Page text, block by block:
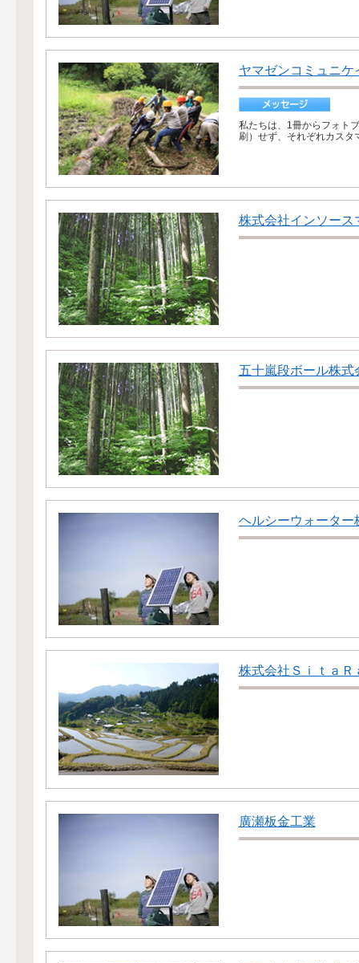
ヤマゼンコミュニ
私たちは、1冊からフォト
刷）せず、それぞれカスタ
株式会社インソース
五十嵐段ボール株式
ヘルシーウォーター
株式会社ＳｉｔａＲ
廣瀬板金工業